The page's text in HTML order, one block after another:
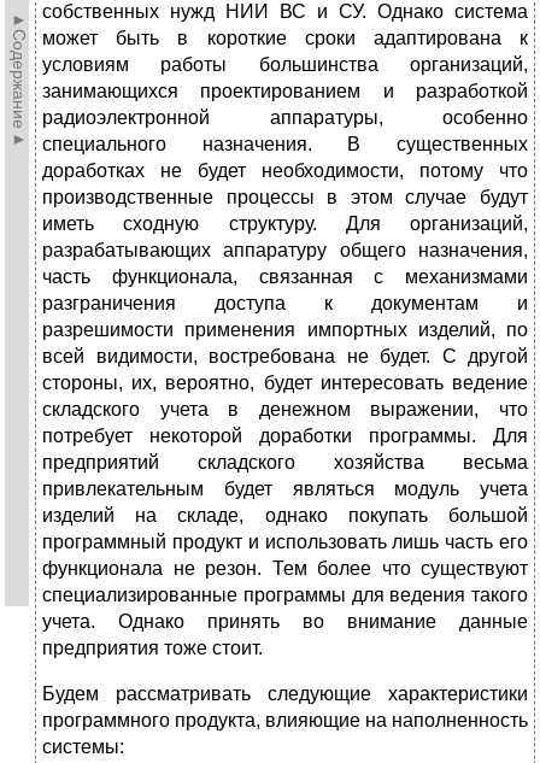
►Содержание►
собственных нужд НИИ ВС и СУ. Однако система
может быть в короткие сроки адаптирована к
условиям работы большинства организаций,
занимающихся проектированием и разработкой
радиоэлектронной аппаратуры, особенно
специального назначения. В существенных
доработках не будет необходимости, потому что
производственные процессы в этом случае будут
иметь сходную структуру. Для организаций,
разрабатывающих аппаратуру общего назначения,
часть функционала, связанная с механизмами
разграничения доступа к документам и
разрешимости применения импортных изделий, по
всей видимости, востребована не будет. С другой
стороны, их, вероятно, будет интересовать ведение
складского учета в денежном выражении, что
потребует некоторой доработки программы. Для
предприятий складского хозяйства весьма
привлекательным будет являться модуль учета
изделий на складе, однако покупать большой
программный продукт и использовать лишь часть его
функционала не резон. Тем более что существуют
специализированные программы для ведения такого
учета. Однако принять во внимание данные
предприятия тоже стоит.
Будем рассматривать следующие характеристики
программного продукта, влияющие на наполненность
системы: